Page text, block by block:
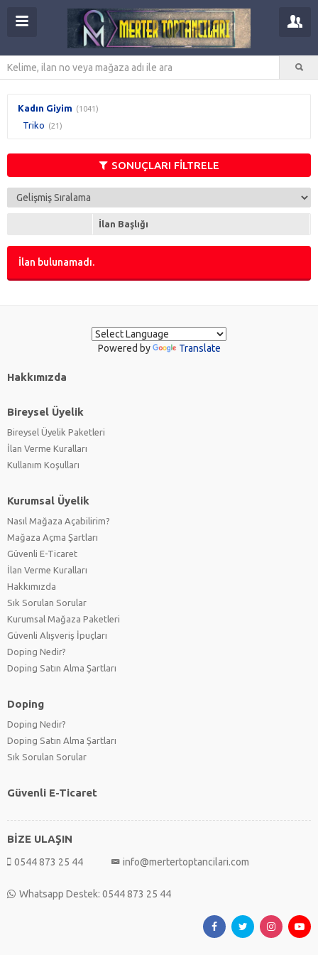
Kadın Giyim (1041)
Triko (21)
SONUÇLARI FİLTRELE
İlan Başlığı
İlan bulunamadı.
Powered by Translate
Hakkımızda
Bireysel Üyelik
Bireysel Üyelik Paketleri
İlan Verme Kuralları
Kullanım Koşulları
Kurumsal Üyelik
Nasıl Mağaza Açabilirim?
Mağaza Açma Şartları
Güvenli E-Ticaret
İlan Verme Kuralları
Hakkımızda
Sık Sorulan Sorular
Kurumsal Mağaza Paketleri
Güvenli Alışveriş İpuçları
Doping Nedir?
Doping Satın Alma Şartları
Doping
Doping Nedir?
Doping Satın Alma Şartları
Sık Sorulan Sorular
Güvenli E-Ticaret
BİZE ULAŞIN
0544 873 25 44 info@mertertoptancilari.com
Whatsapp Destek: 0544 873 25 44